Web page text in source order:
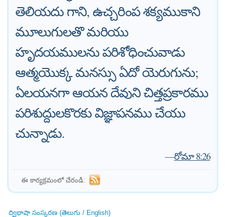
తెలియదు గాని, ఉచ్చరింప శక్యముకాని
మూలుగులతొ మరియు
హృదయములను పరిశోధించువాడు
ఆత్మయొక్క మనస్సు ఏదో యెరుగును;
ఏలయనగా ఆయన దేవుని చిత్తప్రకారము
పరిశుద్దులకొరకు విజ్ఞాపనము చేయు
చున్నాడు.
—రోమా 8:26
ఈ కార్యక్రమంలో చేరండి:
ద్విభాషా సంస్కరణ (తెలుగు / English)